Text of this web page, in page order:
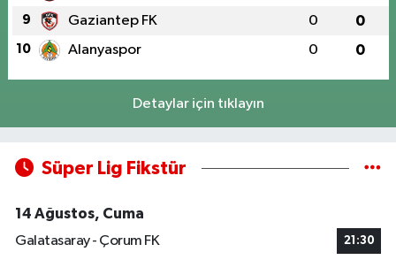
9 Gaziantep FK 0 0
10 Alanyaspor 0 0
Detaylar için tıklayın
Süper Lig Fikstür
14 Ağustos, Cuma
Galatasaray - Çorum FK
21:30